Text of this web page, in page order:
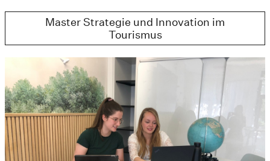
Master Strategie und Innovation im
Tourismus